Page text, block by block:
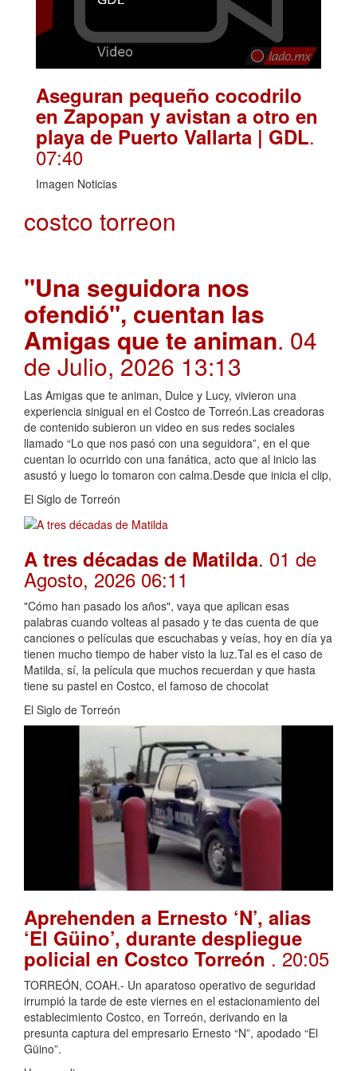
Aseguran pequeño cocodrilo
en Zapopan y avistan a otro en
playa de Puerto Vallarta | GDL.
07:40
Imagen Noticias
costco torreon
"Una seguidora nos
ofendió", cuentan las
Amigas que te animan. 04
de Julio, 2026 13:13
Las Amigas que te animan, Dulce y Lucy, vivieron una
experiencia sinigual en el Costco de Torreón.Las creadoras
de contenido subieron un video en sus redes sociales
llamado “Lo que nos pasó con una seguidora”, en el que
cuentan lo ocurrido con una fanática, acto que al inicio las
asustó y luego lo tomaron con calma.Desde que inicia el clip,
El Siglo de Torreón
A tres décadas de Matilda. 01 de
Agosto, 2026 06:11
"Cómo han pasado los años", vaya que aplican esas
palabras cuando volteas al pasado y te das cuenta de que
canciones o películas que escuchabas y veías, hoy en día ya
tienen mucho tiempo de haber visto la luz.Tal es el caso de
Matilda, sí, la película que muchos recuerdan y que hasta
tiene su pastel en Costco, el famoso de chocolat
El Siglo de Torreón
Aprehenden a Ernesto ‘N’, alias
‘El Güino’, durante despliegue
policial en Costco Torreón. 20:05
TORREÓN, COAH.- Un aparatoso operativo de seguridad
irrumpió la tarde de este viernes en el estacionamiento del
establecimiento Costco, en Torreón, derivando en la
presunta captura del empresario Ernesto “N”, apodado “El
Güino”.